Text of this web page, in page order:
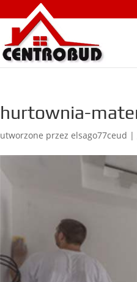
hurtownia-
utworzone przezelsago77ceud |